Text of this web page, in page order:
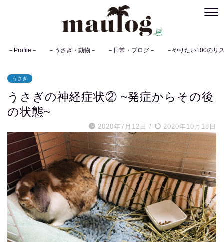
－Profile－ －うさぎ・動物－ －日常・ブログ－ －やりたい100のリ
うさぎ
うさぎの神経症状② ~発症からその後
の状態~
2020年7月12日 / 2020年10月18日